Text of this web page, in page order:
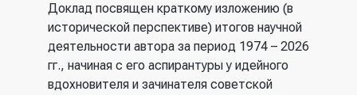
Доклад посвящен краткому изложению (в
исторической перспективе) итогов научной
деятельности автора за период 1974 – 2026
гг., начиная с его аспирантуры у идейного
вдохновителя и зачинателя советской